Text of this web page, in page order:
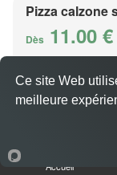
Pizza calzone
Dès 11.00 €
Base sauce
Accueil
Ce site Web
meilleure